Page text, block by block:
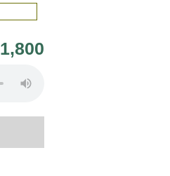
1,800